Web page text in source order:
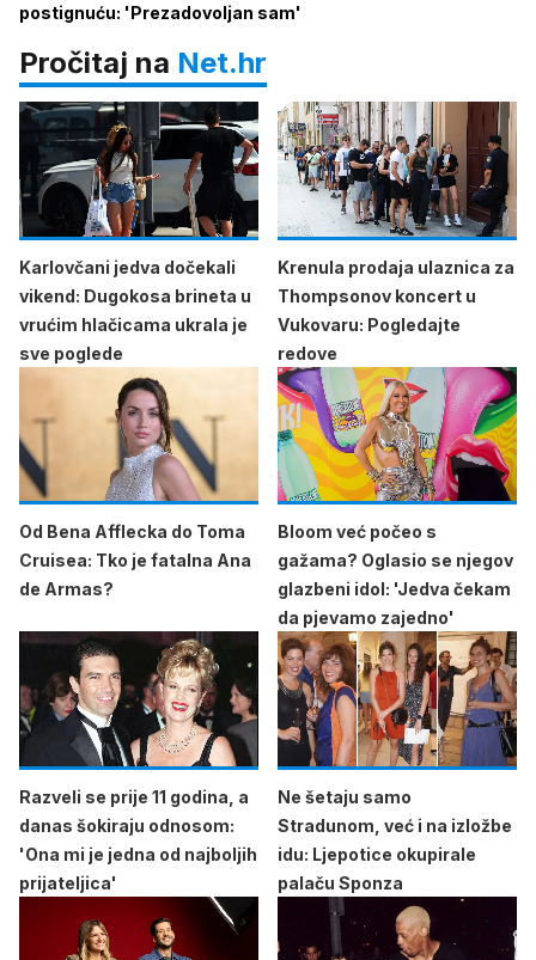
postignuću: 'Prezadovoljan sam'
Pročitaj na Net.hr
Karlovčani jedva dočekali
vikend: Dugokosa brineta u
vrućim hlačicama ukrala je
sve poglede
Krenula prodaja ulaznica za
Thompsonov koncert u
Vukovaru: Pogledajte
redove
Od Bena Afflecka do Toma
Cruisea: Tko je fatalna Ana
de Armas?
Bloom već počeo s
gažama? Oglasio se njegov
glazbeni idol: 'Jedva čekam
da pjevamo zajedno'
Razveli se prije 11 godina, a
danas šokiraju odnosom:
'Ona mi je jedna od najboljih
prijateljica'
Ne šetaju samo
Stradunom, već i na izložbe
idu: Ljepotice okupirale
palaču Sponza